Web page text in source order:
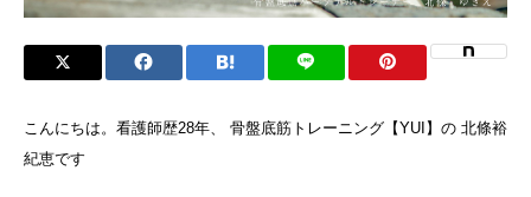
こんにちは。看護師歴28年、 骨盤底筋トレーニング【YUI】の 北條裕
紀恵です